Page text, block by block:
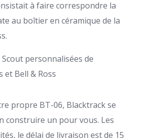
à faire correspondre la
au boîtier en céramique de la
propre BT-06, Blacktrack se
construire un pour vous. Les
le délai de livraison est de 15